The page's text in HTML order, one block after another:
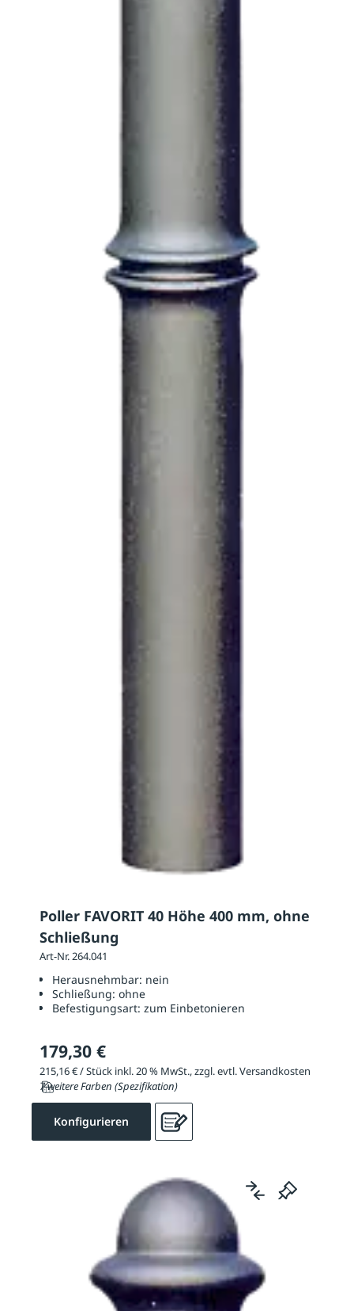
Poller FAVORIT 40 Höhe 400 mm, ohne
Schließung
Art-Nr. 264.041
Herausnehmbar: nein
Schließung: ohne
Befestigungsart: zum Einbetonieren
179,30 €
215,16 € / Stück inkl. 20 % MwSt., zzgl. evtl. Versandkosten
7 weitere Farben (Spezifikation)
Konfigurieren